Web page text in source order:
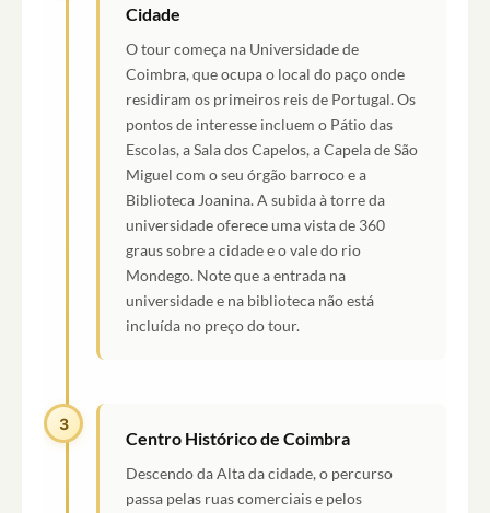
Cidade
O tour começa na Universidade de
Coimbra, que ocupa o local do paço onde
residiram os primeiros reis de Portugal. Os
pontos de interesse incluem o Pátio das
Escolas, a Sala dos Capelos, a Capela de São
Miguel com o seu órgão barroco e a
Biblioteca Joanina. A subida à torre da
universidade oferece uma vista de 360
graus sobre a cidade e o vale do rio
Mondego. Note que a entrada na
universidade e na biblioteca não está
incluída no preço do tour.
3
Centro Histórico de Coimbra
Descendo da Alta da cidade, o percurso
passa pelas ruas comerciais e pelos